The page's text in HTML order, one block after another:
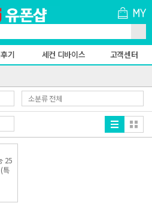
기 세컨 디바이스 고객센터
25
특
직